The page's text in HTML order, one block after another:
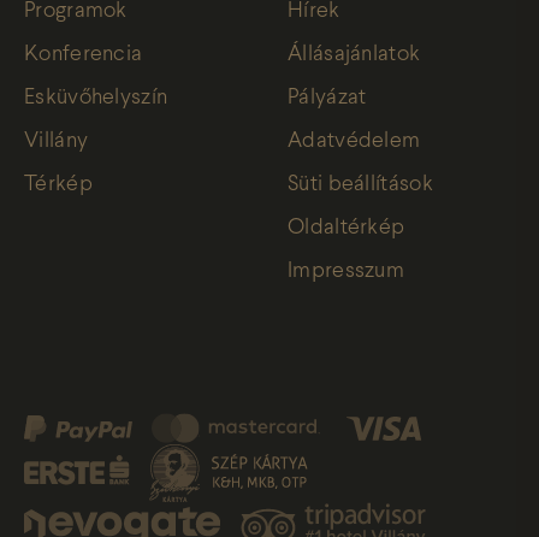
Programok
Konferencia
Esküvőhelyszín
Villány
Térkép
Hírek
Állásajánlatok
Pályázat
Adatvédelem
Süti beállítások
Oldaltérkép
Impresszum